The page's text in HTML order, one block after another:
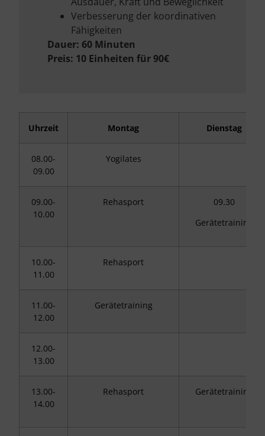
Verbesserung der koordinativen
Fähigkeiten
Dauer: 60 Minuten
Preis: 10 Einheiten für 90€
Uhrzeit Montag Dienstag
08.00-
09.00
Yogilates
09.00-
10.00
Rehasport
09.30
Gerätetraining
10.00-
11.00
Rehasport
11.00-
12.00
Gerätetraining
12.00-
13.00
13.00-
14.00
Rehasport Gerätetraining